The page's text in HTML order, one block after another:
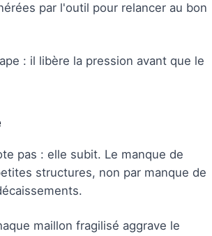
par l'outil pour relancer au bon
: il libère la pression avant que le
pas : elle subit. Le manque de
structures, non par manque de
maillon fragilisé aggrave le